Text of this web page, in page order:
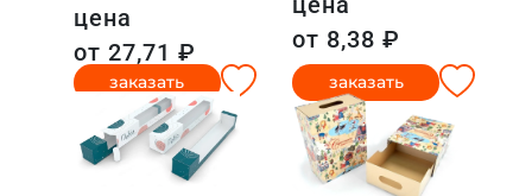
цена
от 27,71 ₽
заказать
от 8,38 ₽
заказать